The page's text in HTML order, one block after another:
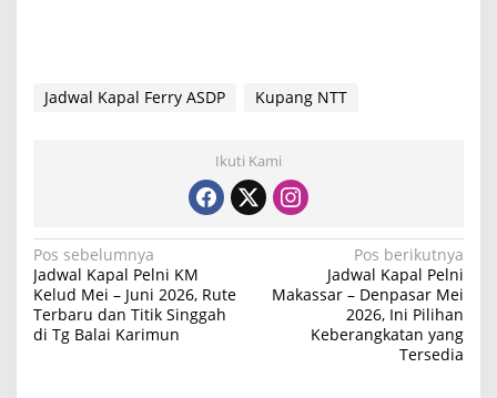
Jadwal Kapal Ferry ASDP Kupang NTT
Ikuti Kami
N
a
v
Pos sebelumnya
Jadwal Kapal Pelni KM
Kelud Mei – Juni 2026, Rute
Terbaru dan Titik Singgah
di Tg Balai Karimun
Pos berikutnya
Jadwal Kapal Pelni
Makassar – Denpasar Mei
2026, Ini Pilihan
Keberangkatan yang
Tersedia